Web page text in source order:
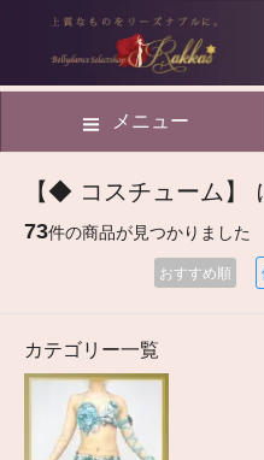
メニュー
【◆ コスチューム】
73件の商品が見つかりました
おすすめ順
カテゴリー一覧